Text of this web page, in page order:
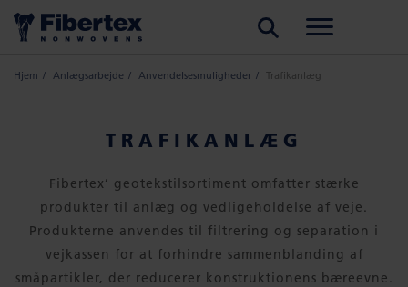
Hjem Anlægsarbejde Anvendelsesmuligheder Trafikanlæg
TRAFIKANLÆG
Fibertex’ geotekstilsortiment omfatter stærke
produkter til anlæg og vedligeholdelse af veje.
Produkterne anvendes til filtrering og separation i
vejkassen for at forhindre sammenblanding af
småpartikler, der reducerer konstruktionens bæreevne.